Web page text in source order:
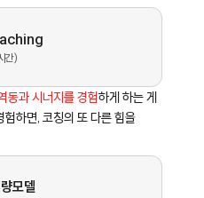
간)
동과 시너지를 경험하게 하는 게
하면, 코칭의 또 다른 힘을
모델